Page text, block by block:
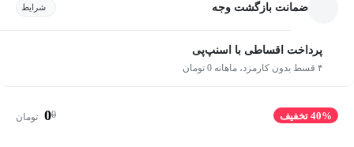
ضمانت بازگشت وجه شرایط
پرداخت اقساطی با اسنپ‌پی
۴ قسط بدون کارمزد، ماهانه 0 تومان
40% تخفیف 0
0 تومان